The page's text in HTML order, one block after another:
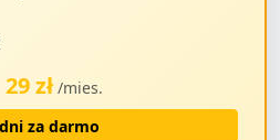
29 zł /mies.
za darmo